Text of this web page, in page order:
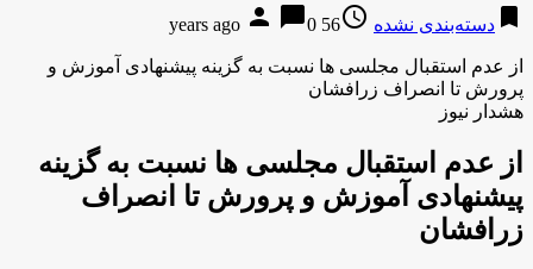
bookmark دسته‌بندی نشده access_time
56 years ago
person chat_bubble0
از عدم استقبال مجلسی ها نسبت به گزینه پیشنهادی آموزش و
پرورش تا انصراف زرافشان
هشدار نیوز
از عدم استقبال مجلسی ها نسبت به گزینه
پیشنهادی آموزش و پرورش تا انصراف
زرافشان